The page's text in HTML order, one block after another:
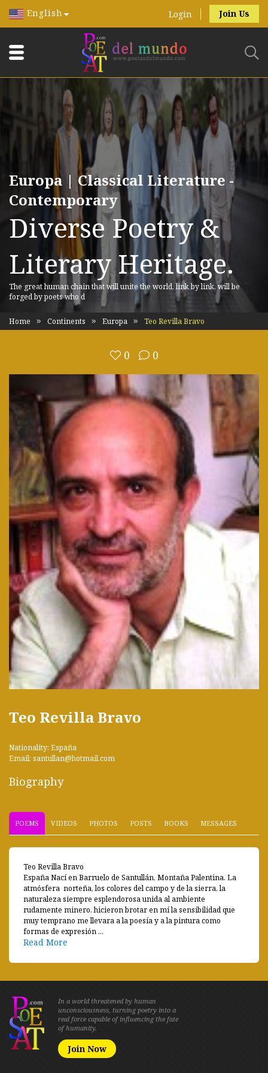
English Login Join Us
Europa | Classical Literature -
Contemporary
Diverse Poetry &
Literary Heritage.
The great human chain that will unite the world, link by link, will be
forged by poets who d
Home Continents Europa Teo Revilla Bravo
0 0
Teo Revilla Bravo
Nationality: España
Email: santullan@hotmail.com
Biography
POEMS VIDEOS PHOTOS POSTS BOOKS MESSAGES
Teo Revilla Bravo
España Nací en Barruelo de Santullán, Montaña Palentina. La
atmósfera norteña, los colores del campo y de la sierra, la
naturaleza siempre esplendorosa unida al ambiente
rudamente minero, hicieron brotar en mí la sensibilidad que
muy temprano me llevara a la poesía y a la pintura como
formas de expresión ...
Read More
In a world threatened by human
unconsciousness, turning poetry into a
real force capable of influencing the fate
of humanity.
Join Now